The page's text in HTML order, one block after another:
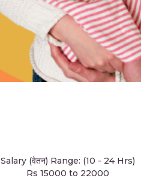
Salary (वेतन) Range: (10 - 24 Hrs)
Rs 15000 to 22000